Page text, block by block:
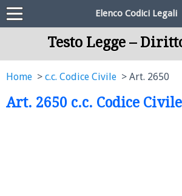
Elenco Codici Legali
Testo Legge –
Home c.c. Codice Civile Art. 2650
Art. 2650 c.c. Codice Civile